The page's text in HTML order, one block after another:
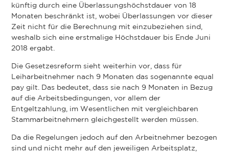
künftig durch eine Überlassungshöchstdauer von 18
Monaten beschränkt ist, wobei Überlassungen vor dieser
Zeit nicht für die Berechnung mit einzubeziehen sind,
weshalb sich eine erstmalige Höchstdauer bis Ende Juni
2018 ergabt.
Die Gesetzesreform sieht weiterhin vor, dass für
Leiharbeitnehmer nach 9 Monaten das sogenannte equal
pay gilt. Das bedeutet, dass sie nach 9 Monaten in Bezug
auf die Arbeitsbedingungen, vor allem der
Entgeltzahlung, im Wesentlichen mit vergleichbaren
Stammarbeitnehmern gleichgestellt werden müssen.
Da die Regelungen jedoch auf den Arbeitnehmer bezogen
sind und nicht mehr auf den jeweiligen Arbeitsplatz,